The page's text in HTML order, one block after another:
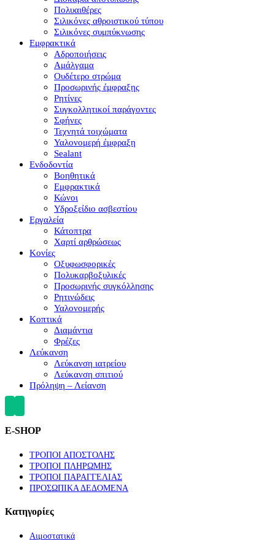
Πολυαιθέρες
Σιλικόνες αθροιστικού τύπου
Σιλικόνες συμπύκνωσης
Εμφρακτικά
Αδροποιήσεις
Αμάλγαμα
Ουδέτερο στρώμα
Προσωρινής έμφραξης
Ρητίνες
Συγκολλητικοί παράγοντες
Σφήνες
Τεχνητά τοιχώματα
Υαλονομερή έμφραξη
Sealant
Ενδοδοντία
Βοηθητικά
Εμφρακτικά
Κώνοι
Υδροξείδιο ασβεστίου
Εργαλεία
Κάτοπτρα
Χαρτί αρθρώσεως
Κονίες
Οξυφωσφορικές
Πολυκαρβοξυλικές
Προσωρινής συγκόλλησης
Ρητινώδεις
Υαλονομερής
Κοπτικά
Διαμάντια
Φρέζες
Λεύκανση
Λεύκανση ιατρείου
Λεύκανση σπιτιού
Πρόληψη – Λείανση
E-SHOP
ΤΡΟΠΟΙ ΑΠΟΣΤΟΛΗΣ
ΤΡΟΠΟΙ ΠΛΗΡΩΜΗΣ
ΤΡΟΠΟΙ ΠΑΡΑΓΓΕΛΙΑΣ
ΠΡΟΣΩΠΙΚΑ ΔΕΔΟΜΕΝΑ
Κατηγορίες
Αιμοστατικά